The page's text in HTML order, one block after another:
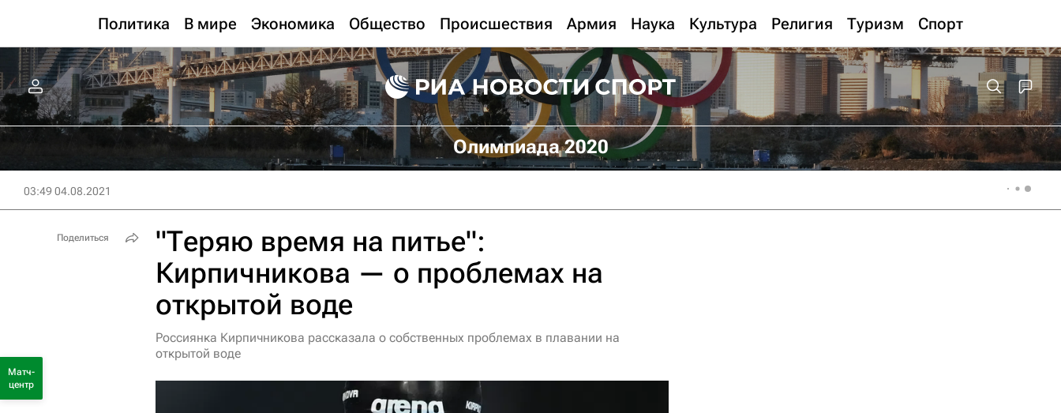
Политика В мире Экономика Общество Происшествия Армия Наука Культура Религия Туризм Спорт
Олимпиада 2020
03:49 04.08.2021
"Теряю время на питье":
Кирпичникова — о проблемах на
открытой воде
Россиянка Кирпичникова рассказала о собственных проблемах в плавании на
открытой воде
Поделиться
Матч-
центр